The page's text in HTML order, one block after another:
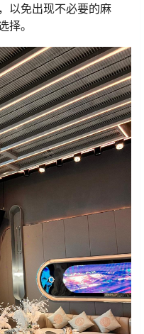
以免出现不必要的麻
择。